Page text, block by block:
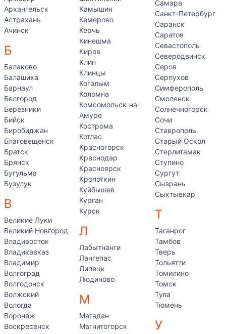
Архангельск
Астрахань
Ачинск
Б
Балаково
Балашиха
Барнаул
Белгород
Березники
Бийск
Биробиджан
Благовещенск
Братск
Брянск
Бугульма
Бузулук
В
Великие Луки
Великий Новгород
Владивосток
Владикавказ
Владимир
Волгоград
Волгодонск
Волжский
Вологда
Воронеж
Воскресенск
Камышин
Кемерово
Керчь
Кинешма
Киров
Клин
Клинцы
Когалым
Коломна
Комсомольск-на-
Амуре
Кострома
Котлас
Красногорск
Краснодар
Красноярск
Кропоткин
Куйбышев
Курган
Курск
Л
Лабытнанги
Лангепас
Липецк
Людиново
М
Магадан
Магнитогорск
Самара
Санкт-Петербург
Саранск
Саратов
Севастополь
Северодвинск
Серов
Серпухов
Симферополь
Смоленск
Солнечногорск
Сочи
Ставрополь
Старый Оскол
Стерлитамак
Ступино
Сургут
Сызрань
Сыктывкар
Т
Таганрог
Тамбов
Тверь
Тольятти
Томилино
Томск
Тула
Тюмень
У